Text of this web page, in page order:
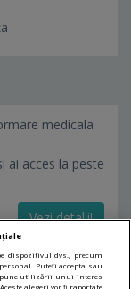
medicala
ai acces la peste
Vezi detalii!
dispozitivul dvs., precum
Puteți accepta sau
utilizării unui interes
alegeri vor fi raportate